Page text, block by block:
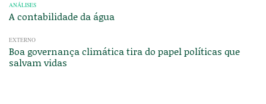
ANÁLISES
A contabilidade da água
EXTERNO
Boa governança climática tira do papel políticas que
salvam vidas